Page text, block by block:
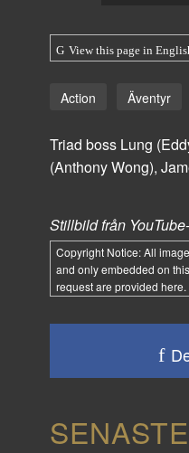
View this page in
Action Äventyr
Triad boss Lung
(Anthony Wong),
Stillbild från
Copyright Notice:All
and only embedded on
request are provided here.